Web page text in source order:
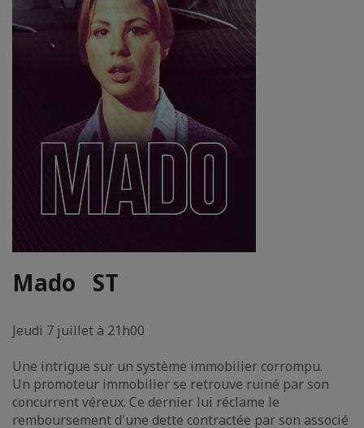
Mado ST
Jeudi 7 juillet à 21h00
Une intrigue sur un système immobilier corrompu.
Un promoteur immobilier se retrouve ruiné par son
concurrent véreux. Ce dernier lui réclame le
remboursement d'une dette contractée par son associé